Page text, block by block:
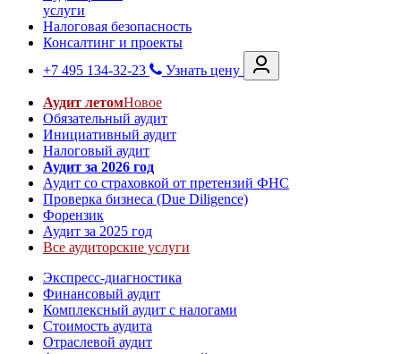
услуги
Налоговая безопасность
Консалтинг и проекты
+7 495 134-32-23
Узнать цену
Аудит летомНовое
Обязательный аудит
Инициативный аудит
Налоговый аудит
Аудит за 2026 год
Аудит со страховкой от претензий ФНС
Проверка бизнеса (Due Diligence)
Форензик
Аудит за 2025 год
Все аудиторские услуги
Экспресс-диагностика
Финансовый аудит
Комплексный аудит с налогами
Стоимость аудита
Отраслевой аудит